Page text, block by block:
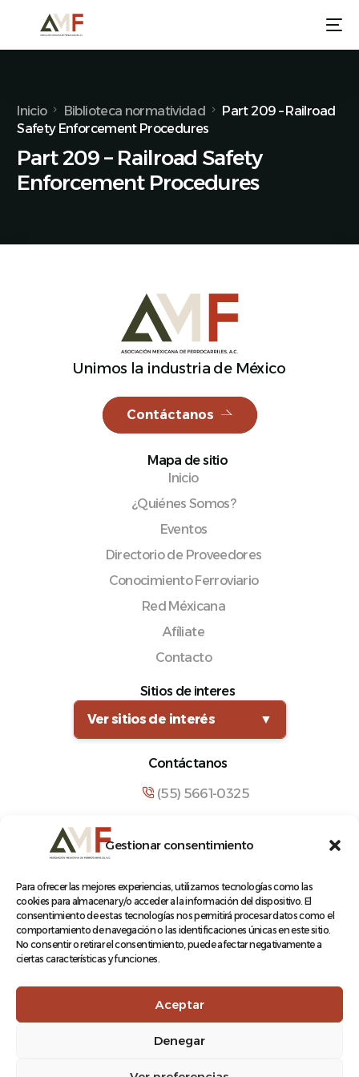
Gestionar consentimiento
Para ofrecer las mejores experiencias, utilizamos tecnologías como las
cookies para almacenar y/o acceder a la información del dispositivo. El
consentimiento de estas tecnologías nos permitirá procesar datos como el
comportamiento de navegación o las identificaciones únicas en este sitio.
No consentir o retirar el consentimiento, puede afectar negativamente a
ciertas características y funciones.
Aceptar
Denegar
Inicio Biblioteca normatividad
Part 209 – Railroad
Safety Enforcement Procedures
Part 209 – Railroad Safety
Enforcement Procedures
Unimos la industria de México
Contáctanos
Mapa de sitio
Inicio
¿Quiénes Somos?
Eventos
Directorio de Proveedores
Conocimiento Ferroviario
Red Méxicana
Afíliate
Contacto
Sitios de interes
Ver sitios de interés
▼
Contáctanos
(55) 5661-0325
Manuel María Contreras 133, Cuauhtémoc,